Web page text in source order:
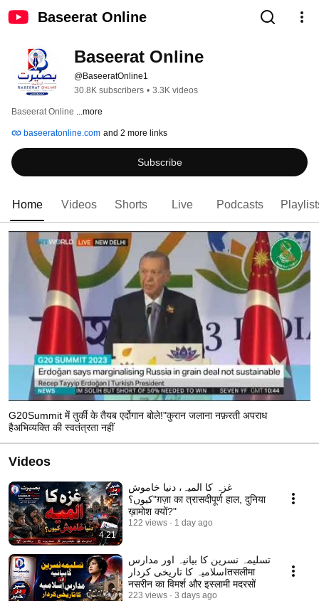
Baseerat Online
Baseerat Online
@BaseeratOnline1
30.8K subscribers • 3.3K videos
Baseerat Online ...more
baseeratonline.com and 2 more links
Subscribe
Home Videos Shorts Live Podcasts
G20Summit में तुर्की के तैयब एर्दोगान बोले!"कुरान जलाना नफ़रती अपराध
हैअभिव्यक्ति की स्वतंत्रता नहीं
Videos
4:21
غزہ کا المیہ، دنیا خاموش
کیوں؟"ग़ज़ा का त्रासदीपूर्ण हाल, दुनिया
ख़ामोश क्यों?"
122 views 1 day ago
تسلیمہ نسرین کا بیانیہ اور مدارس
اسلامیہ کا تاریخی کردارतसलीमा
नसरीन का विमर्श और इस्लामी मदरसों
223 views 3 days ago